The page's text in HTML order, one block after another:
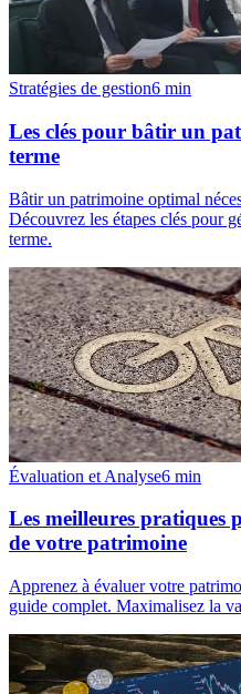
Stratégies de gestion6 min
Les clés pour bâtir un
terme
Bâtir un patrimoine optimal
Découvrez les étapes clés pour
terme.
Évaluation et Analyse6 min
Les meilleures pratiques
de votre patrimoine
Apprenez à évaluer votre
guide complet. Maximalisez la